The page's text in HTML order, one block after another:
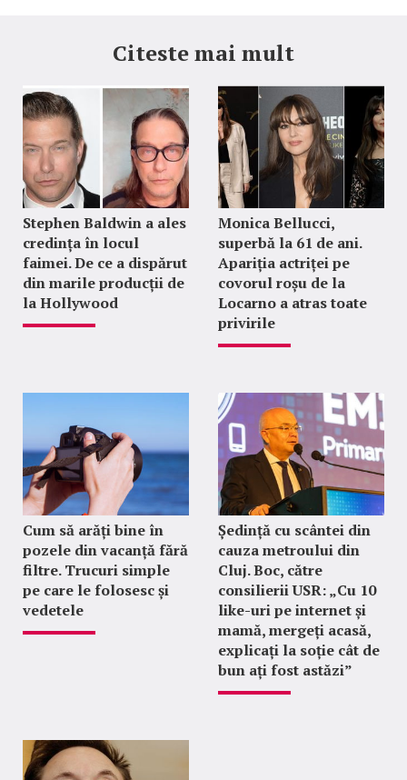
Citeste mai mult
Stephen Baldwin a ales
credința în locul
faimei. De ce a dispărut
din marile producții de
la Hollywood
Monica Bellucci,
superbă la 61 de ani.
Apariția actriței pe
covorul roșu de la
Locarno a atras toate
privirile
Cum să arăți bine în
pozele din vacanță fără
filtre. Trucuri simple
pe care le folosesc și
vedetele
Ședință cu scântei din
cauza metroului din
Cluj. Boc, către
consilierii USR: „Cu 10
like-uri pe internet și
mamă, mergeți acasă,
explicați la soție cât de
bun ați fost astăzi”